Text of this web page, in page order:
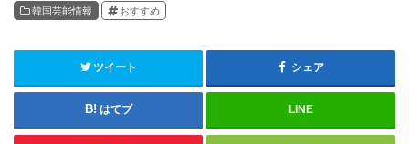
韓国芸能情報 おすすめ
ツイート シェア
はてブ LINE